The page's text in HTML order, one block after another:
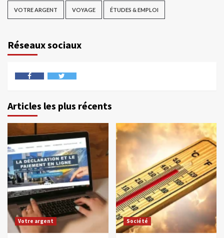
VOTRE ARGENT VOYAGE ÉTUDES & EMPLOI
Réseaux sociaux
Articles les plus récents
Votre argent Société